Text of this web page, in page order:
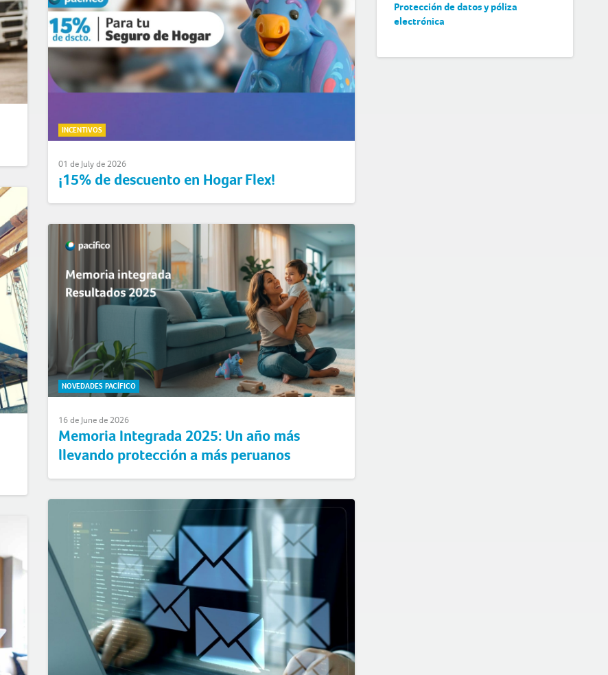
INCENTIVOS
01 de July de 2026
¡15% de descuento en Hogar Flex!
NOVEDADES PACÍFICO
16 de June de 2026
Memoria Integrada 2025: Un año más
llevando protección a más peruanos
Protección de datos y póliza
electrónica